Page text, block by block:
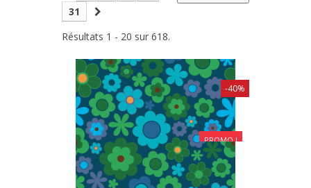
31
Résultats 1 - 20 sur 618.
PROMO !
-40%